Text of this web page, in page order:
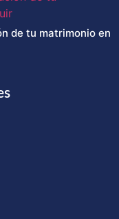
de tu matrimonio en